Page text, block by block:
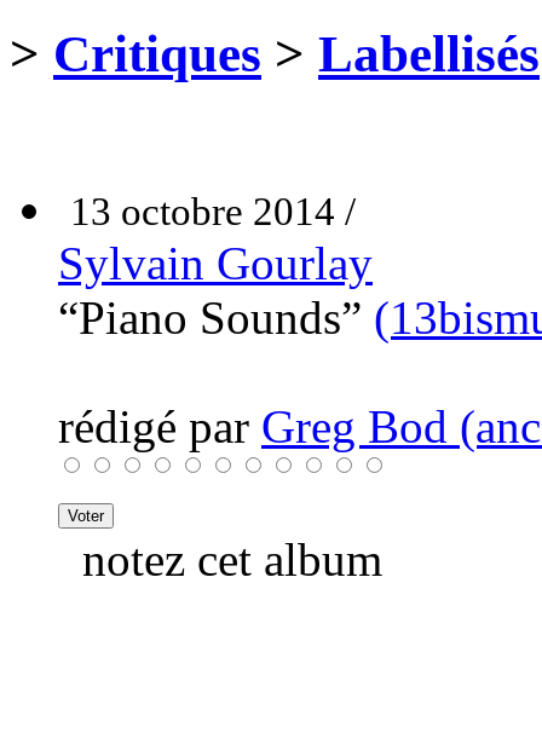
> Critiques > Labellisés
13 octobre 2014 /
Sylvain Gourlay
“Piano Sounds”
rédigé par Greg Bod
notez cet album